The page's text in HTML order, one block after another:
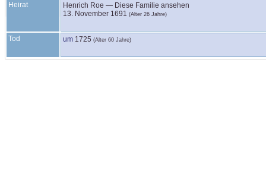
Heirat Henrich Roe — Diese Familie ansehen
13. November 1691 (Alter 26 Jahre)
Tod um 1725 (Alter 60 Jahre)